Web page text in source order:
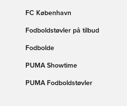
FC København
Fodboldstøvler på tilbud
Fodbolde
PUMA Showtime
PUMA Fodboldstøvler